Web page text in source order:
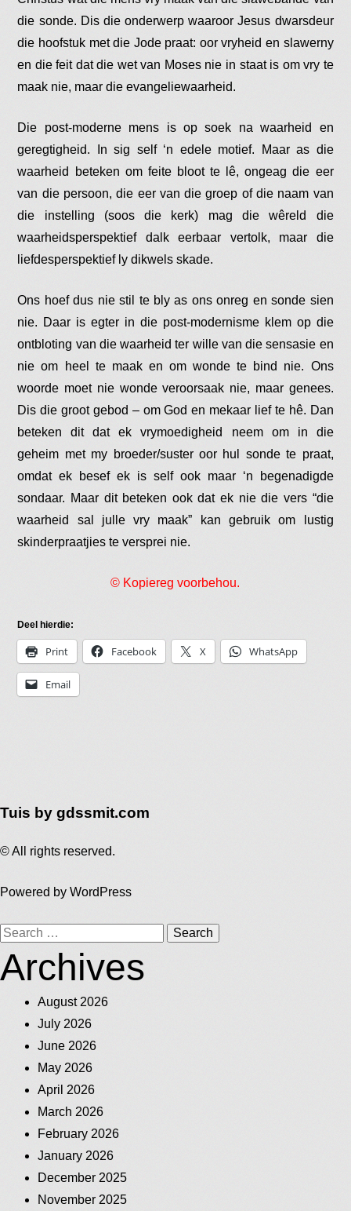
die sonde. Dis die onderwerp waaroor Jesus dwarsdeur
die hoofstuk met die Jode praat: oor vryheid en slawerny
en die feit dat die wet van Moses nie in staat is om vry te
maak nie, maar die evangeliewaarheid.
Die post-moderne mens is op soek na waarheid en
geregtigheid. In sig self ‘n edele motief. Maar as die
waarheid beteken om feite bloot te lê, ongeag die eer
van die persoon, die eer van die groep of die naam van
die instelling (soos die kerk) mag die wêreld die
waarheidsperspektief dalk eerbaar vertolk, maar die
liefdesperspektief ly dikwels skade.
Ons hoef dus nie stil te bly as ons onreg en sonde sien
nie. Daar is egter in die post-modernisme klem op die
ontbloting van die waarheid ter wille van die sensasie en
nie om heel te maak en om wonde te bind nie. Ons
woorde moet nie wonde veroorsaak nie, maar genees.
Dis die groot gebod – om God en mekaar lief te hê. Dan
beteken dit dat ek vrymoedigheid neem om in die
geheim met my broeder/suster oor hul sonde te praat,
omdat ek besef ek is self ook maar ‘n begenadigde
sondaar. Maar dit beteken ook dat ek nie die vers “die
waarheid sal julle vry maak” kan gebruik om lustig
skinderpraatjies te versprei nie.
© Kopiereg voorbehou.
Deel hierdie:
Print Facebook X WhatsApp
Email
Tuis by gdssmit.com
© All rights reserved.
Powered by WordPress
Search
for:
Archives
August 2026
July 2026
June 2026
May 2026
April 2026
March 2026
February 2026
January 2026
December 2025
November 2025